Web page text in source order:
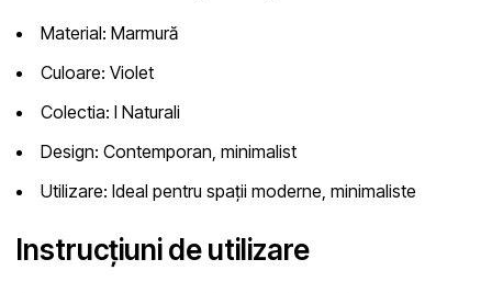
Material: Marmură
Culoare: Violet
Colectia: I Naturali
Design: Contemporan, minimalist
Utilizare: Ideal pentru spații moderne, minimaliste
Instrucțiuni de utilizare